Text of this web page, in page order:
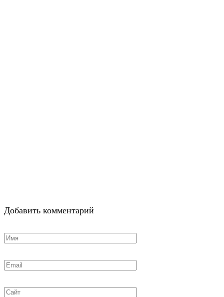
Добавить комментарий
Имя
Email
Сайт